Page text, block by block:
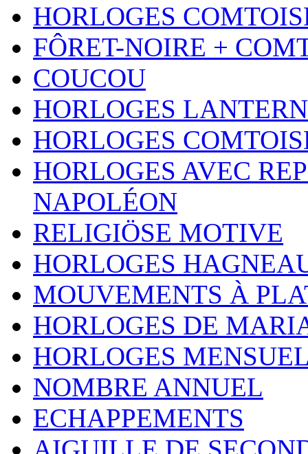
HORLOGES
FÔRET-NOIRE +
COUCOU
HORLOGES
HORLOGES
HORLOGES AVEC
NAPOLÉON
RELIGIÖSE MOTIVE
HORLOGES
MOUVEMENTS À
HORLOGES DE
HORLOGES
NOMBRE ANNUEL
ECHAPPEMENTS